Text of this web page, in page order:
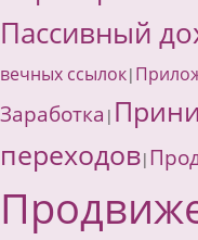
Пассивный
вечных ссылок|
Заработка |
переходов|